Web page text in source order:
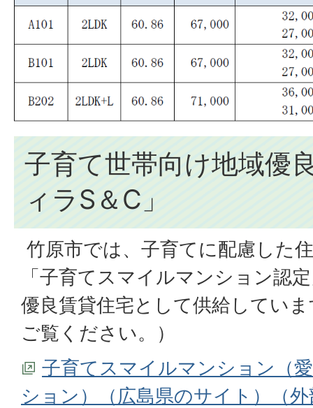
子育て世帯向け地域優
ィラS＆C」
竹原市では、子育てに配慮した
「子育てスマイルマンション認
優良賃貸住宅として供給してい
ご覧ください。）
子育てスマイルマンション（
ション）（広島県のサイト）（